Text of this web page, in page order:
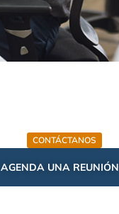
CONTÁCTANOS
AGENDA UNA REUNIÓN